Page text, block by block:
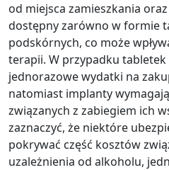
od miejsca zamieszkania
dostępny zarówno w formie
podskórnych, co może
terapii. W przypadku
jednorazowe wydatki na
natomiast implanty
związanych z zabiegiem ich
zaznaczyć, że niektóre
pokrywać część kosztów
uzależnienia od alkoholu,